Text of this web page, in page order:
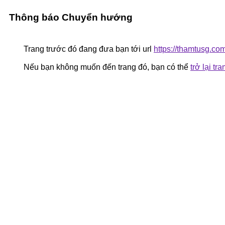
Thông báo Chuyển hướng
Trang trước đó đang đưa bạn tới url https://
Nếu bạn không muốn đến trang đó, bạn có thể trở lại